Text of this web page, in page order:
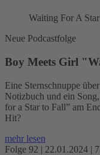
Waiting For A
Neue Podcastfolge
Boy Meets Girl
Eine Sternschnuppe
Notizbuch und ein
for a Star to Fall” am
Hit?
mehr lesen
Folge 92 | 22.01.2024 |